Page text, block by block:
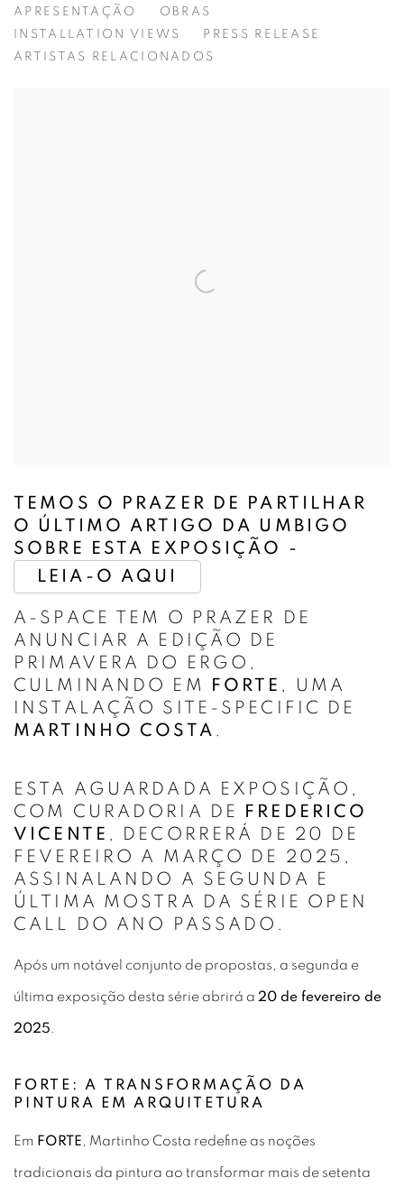
SPRING EDITION
APRESENTAÇÃO
OBRAS
INSTALLATION VIEWS
PRESS RELEASE
ARTISTAS RELACIONADOS
TEMOS O PRAZER DE PARTILHAR
O ÚLTIMO ARTIGO DA UMBIGO
SOBRE ESTA EXPOSIÇÃO -
LEIA-O AQUI
A-SPACE TEM O PRAZER DE
ANUNCIAR A EDIÇÃO DE
PRIMAVERA DO ERGO,
CULMINANDO EM
FORTE , UMA
INSTALAÇÃO SITE-SPECIFIC DE
MARTINHO COSTA .
ESTA AGUARDADA EXPOSIÇÃO,
COM CURADORIA DE
FREDERICO
VICENTE , DECORRERÁ DE 20 DE
FEVEREIRO A MARÇO DE 2025,
ASSINALANDO A SEGUNDA E
ÚLTIMA MOSTRA DA SÉRIE OPEN
CALL DO ANO PASSADO.
Após um notável conjunto de propostas, a segunda e
última exposição desta série abrirá a 20 de fevereiro de
2025
FORTE: A TRANSFORMAÇÃO DA
PINTURA EM ARQUITETURA
Em FORTE , Martinho Costa redefine as noções
tradicionais da pintura ao transformar mais de setenta